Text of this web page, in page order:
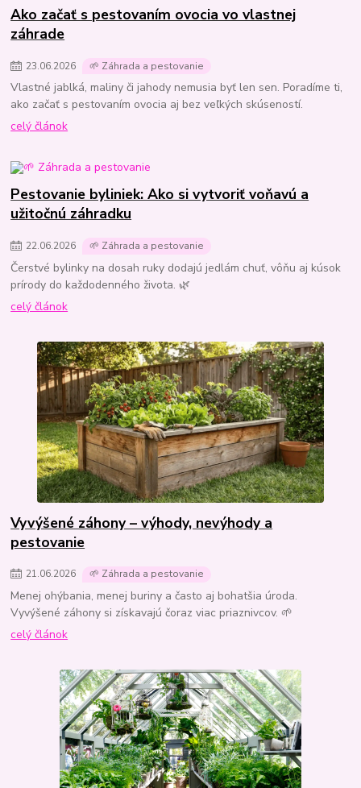
Ako začať s pestovaním ovocia vo vlastnej
záhrade
23.06.2026 🌱 Záhrada a pestovanie
Vlastné jablká, maliny či jahody nemusia byť len sen. Poradíme ti,
ako začať s pestovaním ovocia aj bez veľkých skúseností.
celý článok
Pestovanie byliniek: Ako si vytvoriť voňavú a
užitočnú záhradku
22.06.2026 🌱 Záhrada a pestovanie
Čerstvé bylinky na dosah ruky dodajú jedlám chuť, vôňu aj kúsok
prírody do každodenného života. 🌿
celý článok
Vyvýšené záhony – výhody, nevýhody a
pestovanie
21.06.2026 🌱 Záhrada a pestovanie
Menej ohýbania, menej buriny a často aj bohatšia úroda.
Vyvýšené záhony si získavajú čoraz viac priaznivcov. 🌱
celý článok